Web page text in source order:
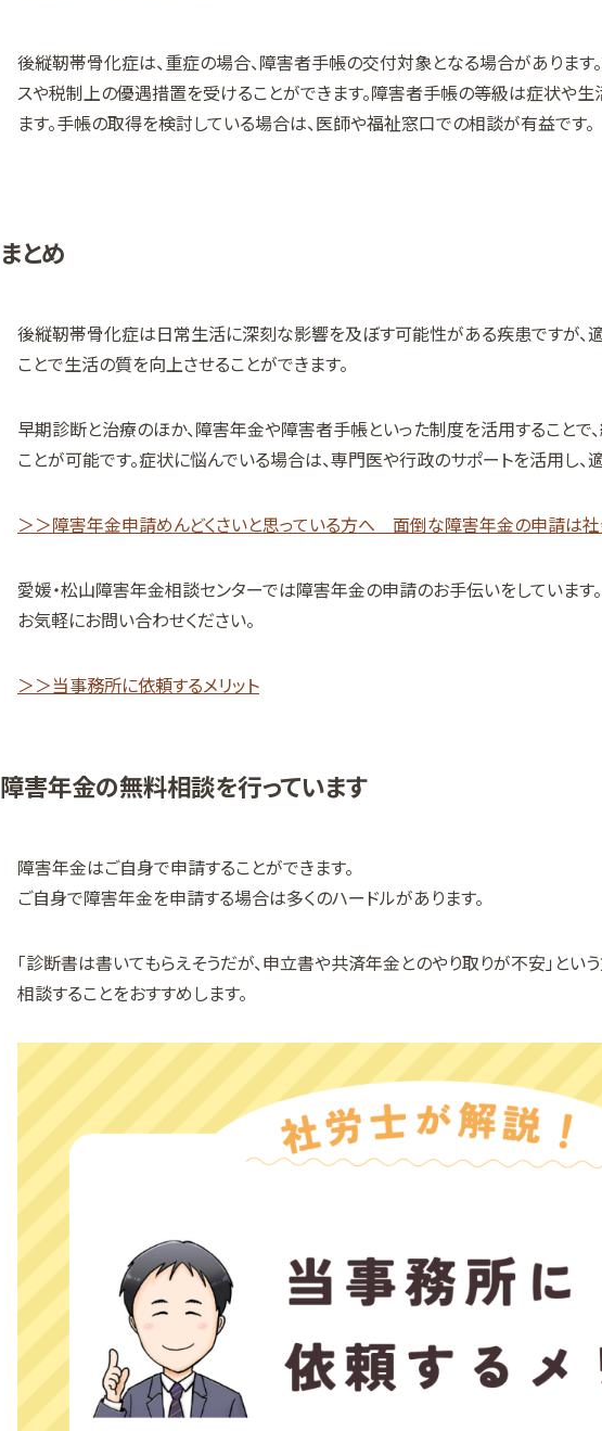
後縦靭帯骨化症は、重症の場合、障害者手帳の交付対象となる場合があります
スや税制上の優遇措置を受けることができます。障害者手帳の等級は症状や
ます。手帳の取得を検討している場合は、医師や福祉窓口での相談が有益です。
まとめ
後縦靭帯骨化症は日常生活に深刻な影響を及ぼす可能性がある疾患ですが、
ことで生活の質を向上させることができます。
早期診断と治療のほか、障害年金や障害者手帳といった制度を活用することで
ことが可能です。症状に悩んでいる場合は、専門医や行政のサポートを活用し、
＞＞障害年金申請めんどくさいと思っている方へ 面倒な障害年金の申請は
愛媛・松山障害年金相談センターでは障害年金の申請のお手伝いをしています。
お気軽にお問い合わせください。
＞＞当事務所に依頼するメリット
障害年金の無料相談を行っています
障害年金はご自身で申請することができます。
ご自身で障害年金を申請する場合は多くのハードルがあります。
「診断書は書いてもらえそうだが、申立書や共済年金とのやり取りが不安」とい
相談することをおすすめします。